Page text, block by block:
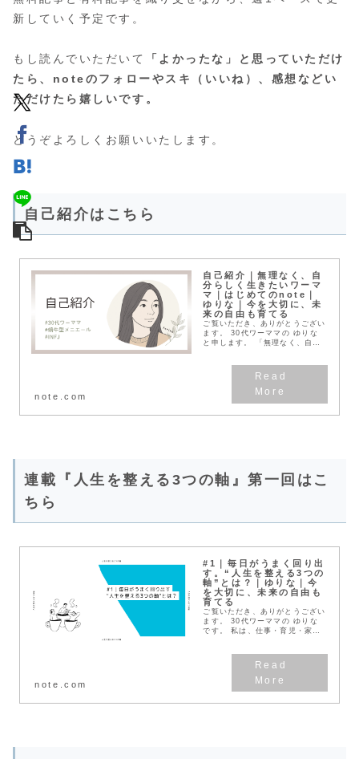
新していく予定です。
もし読んでいただいて
「よかったな」と思っていただけ
たら、noteのフォローやスキ（いいね）、感想などい
ただけたら嬉しいです。
どうぞよろしくお願いいたします。
自己紹介はこちら
自己紹介｜無理なく、自
分らしく生きたいワーマ
マ｜はじめてのnote｜
ゆりな｜今を大切に、未
来の自由も育てる
ご覧いただき、ありがとうござい
ます。 30代ワーママの ゆりな
と申します。 「無理なく、自分
めてなので、自己紹介させてくだ
さい。 無理をし...
note.com
連載『人生を整える3つの軸』第一回はこ
ちら
#1｜毎日がうまく回り出
す。“人生を整える3つの
軸”とは？｜ゆりな｜今
を大切に、未来の自由も
育てる
ご覧いただき、ありがとうござい
ます。 30代ワーママの ゆりな
です。 私は、仕事・育児・家事
い」と強く願うようになりまし
た。 そんな思いから...
note.com